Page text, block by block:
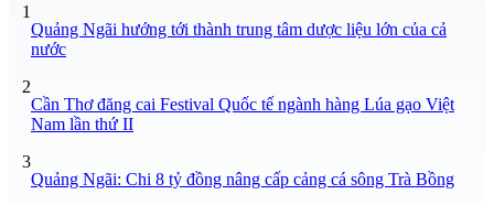
1
Quảng Ngãi hướng tới thành trung tâm dược liệu lớn của cả
nước
2
Cần Thơ đăng cai Festival Quốc tế ngành hàng Lúa gạo Việt
Nam lần thứ II
3
Quảng Ngãi: Chi 8 tỷ đồng nâng cấp cảng cá sông Trà Bồng